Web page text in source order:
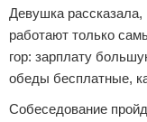
Девушка рассказала,
работают только
гор: зарплату
обеды бесплатные,
Собеседование